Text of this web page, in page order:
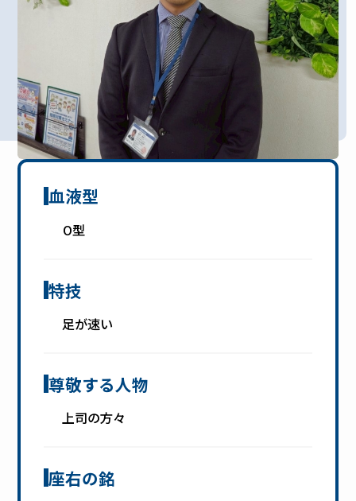
血液型
O型
特技
足が速い
尊敬する人物
上司の方々
座右の銘